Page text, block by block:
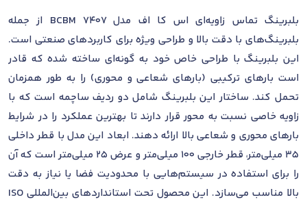
بلبرینگ تماس زاویه‌ای اس کا اف مدل 7407 BCBM از جمله
بلبرینگ‌های با دقت بالا و طراحی ویژه برای کاربردهای صنعتی است.
این بلبرینگ با طراحی خاص خود به گونه‌ای ساخته شده که قادر
است بارهای ترکیبی (بارهای شعاعی و محوری) را به طور همزمان
تحمل کند. ساختار این بلبرینگ شامل دو ردیف ساچمه است که با
زاویه خاصی نسبت به محور قرار دارند تا بهترین عملکرد را در شرایط
بارهای محوری و شعاعی بالا ارائه دهند. ابعاد این مدل با قطر داخلی
35 میلی‌متر، قطر خارجی 100 میلی‌متر و عرض 25 میلی‌متر است که آن
را برای استفاده در سیستم‌هایی با محدودیت فضا یا نیاز به دقت
بالا مناسب می‌سازد. این محصول تحت استانداردهای بین‌المللی ISO